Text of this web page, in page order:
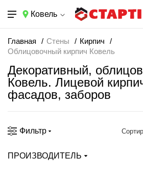
Ковель
Главная Стены
Кирпич
Облицовочный кирпич Ковель
Декоративный,
Ковель. Лицевой
фасадов, заборов
Фильтр
ПРОИЗВОДИТЕЛЬ